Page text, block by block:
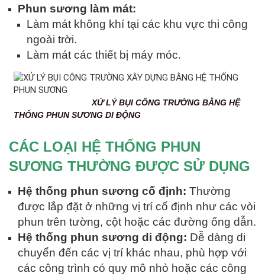
Phun sương làm mát:
Làm mát không khí tại các khu vực thi công
ngoài trời.
Làm mát các thiết bị máy móc.
XỬ LÝ BỤI CÔNG TRƯỜNG BẰNG HỆ
THỐNG PHUN SƯƠNG DI ĐỘNG
CÁC LOẠI HỆ THỐNG PHUN
SƯƠNG THƯỜNG ĐƯỢC SỬ DỤNG
Hệ thống phun sương cố định: Thường
được lắp đặt ở những vị trí cố định như các vòi
phun trên tường, cột hoặc các đường ống dẫn.
Hệ thống phun sương di động: Dễ dàng di
chuyển đến các vị trí khác nhau, phù hợp với
các công trình có quy mô nhỏ hoặc các công